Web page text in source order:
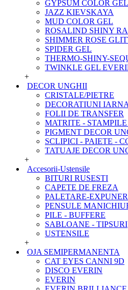
GYPSUM COLOR GEL
JAZZ KIEVSKAYA
MUD COLOR GEL
ROSALIND SHINY
SHIMMER ROSE
SPIDER GEL
THERMO-SHINY-
TWINKLE GEL
+
DECOR UNGHII
CRISTALE/PIETRE
DECORATIUNI IARNA
FOLII DE TRANSFER
MATRITE -
PIGMENT DECOR
SCLIPICI - PAIETE -
TATUAJE DECOR
+
Accesorii-Ustensile
BITURI RUSESTI
CAPETE DE FREZA
PALETARE-
PENSULE
PILE - BUFFERE
SABLOANE - TIPSURI
USTENSILE
+
OJA SEMIPERMANENTA
CAT EYES CANNI 9D
DISCO EVERIN
EVERIN